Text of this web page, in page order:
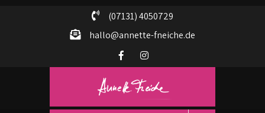
(07131) 4050729
hallo@annette-fneiche.de